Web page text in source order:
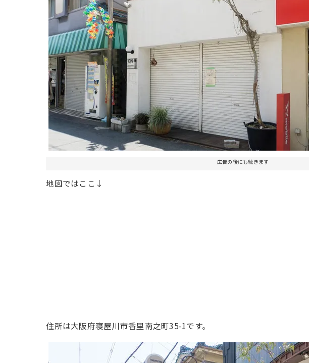
広告の後にも続きます
地図ではここ↓
住所は大阪府寝屋川市香里南之町35-1です。